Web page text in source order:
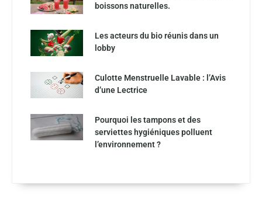
boissons naturelles.
Les acteurs du bio réunis dans un
lobby
Culotte Menstruelle Lavable : l’Avis
d’une Lectrice
Pourquoi les tampons et des
serviettes hygiéniques polluent
l’environnement ?